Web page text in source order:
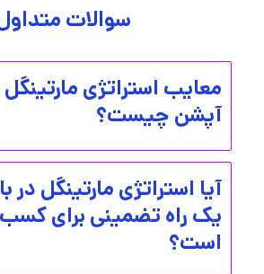
سوالات
معایب استراتژی مارتینگل
آپشن چیست؟
آیا استراتژی مارتینگل در
یک راه تضمینی برای
است؟